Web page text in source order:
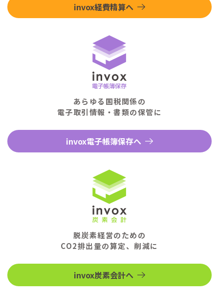
invox経費精算へ
あらゆる国税関係の
電子取引情報・書類の保管に
invox電子帳簿保存へ
脱炭素経営のための
CO2排出量の算定、削減に
invox炭素会計へ